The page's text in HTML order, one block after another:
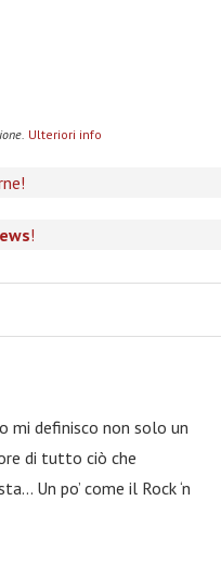
Ulteriori info
!
mi definisco non solo un
di tutto ciò che
Un po’ come il Rock ‘n